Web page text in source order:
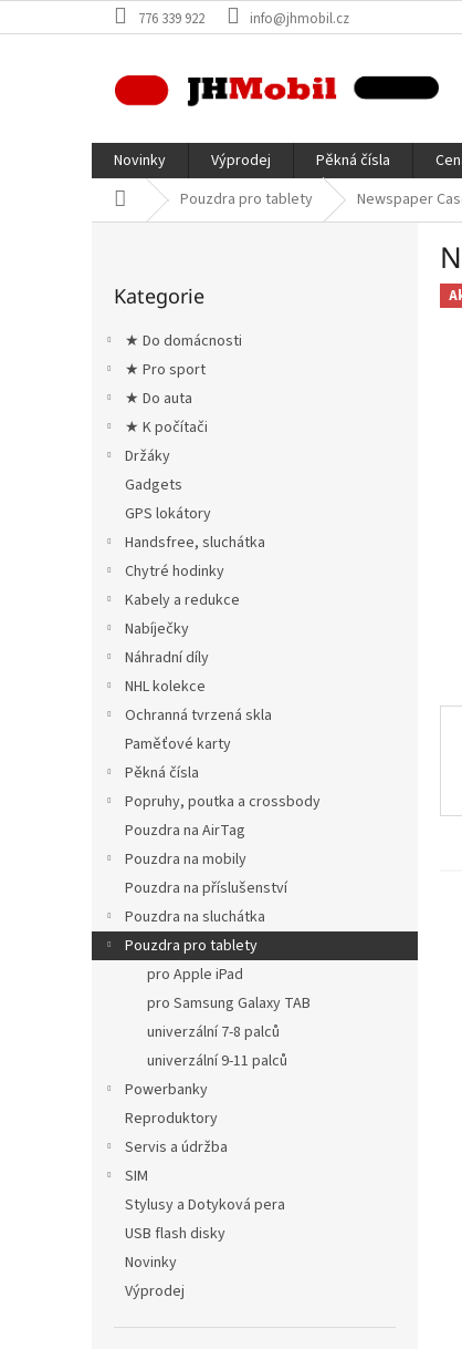
na
776 339 922 info@jhmobil.cz
Novinky Výprodej Pěkná čísla
Domů Pouzdra pro tablety Newspaper
kategorie
Kategorie
★ Do domácnosti
★ Pro sport
★ Do auta
★ K počítači
Držáky
Gadgets
GPS lokátory
Handsfree, sluchátka
Chytré hodinky
Kabely a redukce
Nabíječky
Náhradní díly
NHL kolekce
Ochranná tvrzená skla
Paměťové karty
Pěkná čísla
Popruhy, poutka a crossbody
Pouzdra na AirTag
Pouzdra na mobily
Pouzdra na příslušenství
Pouzdra na sluchátka
Pouzdra pro tablety
pro Apple iPad
pro Samsung Galaxy TAB
univerzální 7-8 palců
univerzální 9-11 palců
Powerbanky
Reproduktory
Servis a údržba
SIM
Stylusy a Dotyková pera
USB flash disky
Novinky
Výprodej